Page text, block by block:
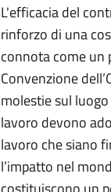
L'efficacia del
rinforzo di una
connota come un
Convenzione
molestie sul
lavoro devono
lavoro che siano
l’impatto nel